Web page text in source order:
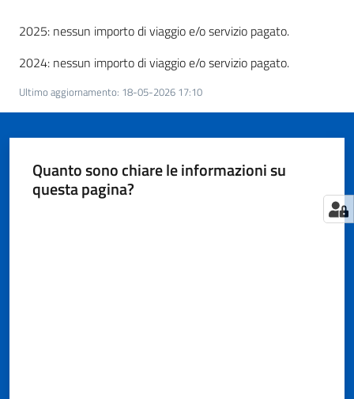
e
Tutelare
Consumatore
2025: nessun importo di viaggio e/o servizio pagato.
2024: nessun importo di viaggio e/o servizio pagato.
Ultimo aggiornamento: 18-05-2026 17:10
Quanto sono chiare le informazioni su
questa pagina?